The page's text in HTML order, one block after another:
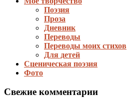
Поэзия
Проза
Дневник
Переводы
Переводы моих стихов
Для детей
Сценическая поэзия
Фото
Свежие комментарии